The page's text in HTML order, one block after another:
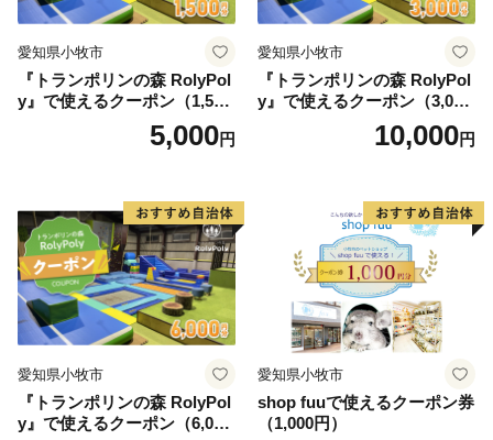
愛知県小牧市
『トランポリンの森 RolyPol
y』で使えるクーポン（1,500
5,000円
愛知県小牧市
『トランポリンの森 RolyPol
y』で使えるクーポン（3,000
10,000円
愛知県小牧市
『トランポリンの森 RolyPol
y』で使えるクーポン（6,000
愛知県小牧市
shop fuuで使えるクーポン券
（1,000円）